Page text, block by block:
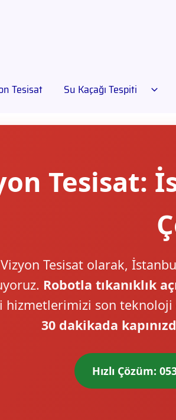
Tesisat Su Kaçağı Tespiti
Tesisat:
Vizyon Tesisat olarak,
Robotla tıkanıklık
hizmetlerimizi son
30 dakikada
Hızlı Çözüm: